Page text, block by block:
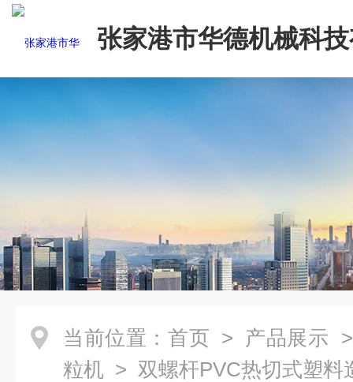
张家港市华德机械科
司
当前位置： 首页 > 产品展示
粒机 > 双螺杆PVC热切式塑料